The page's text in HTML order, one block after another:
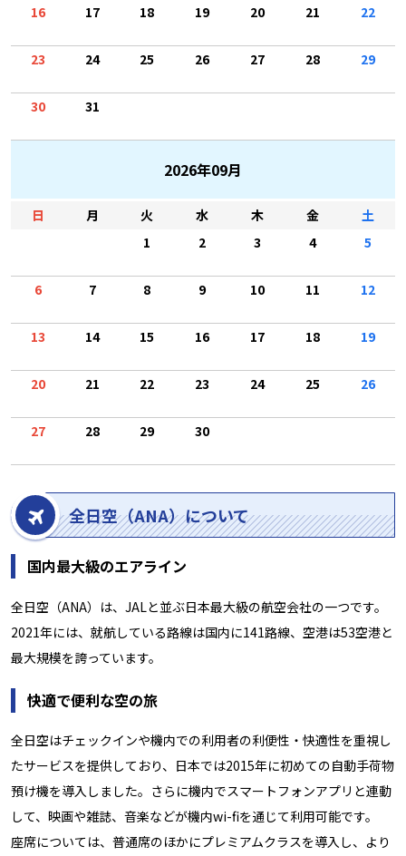
16 17 18 19 20 21 22
23 24 25 26 27 28 29
30 31
2026年09月
日 月 火 水 木 金
土
1
2 3 4 5
6 7 8 9 10 11 12
13 14 15 16 17 18 19
20 21 22 23 24 25 26
27 28 29 30
全日空（ANA）について
国内最大級のエアライン
全日空（ANA）は、JALと並ぶ日本最大級の航空会社の一つです。
2021年には、就航している路線は国内に141路線、空港は53空港と
最大規模を誇っています。
快適で便利な空の旅
全日空はチェックインや機内での利用者の利便性・快適性を重視し
たサービスを提供しており、日本では2015年に初めての自動手荷物
預け機を導入しました。さらに機内でスマートフォンアプリと連動
して、映画や雑誌、音楽などが機内wi-fiを通じて利用可能です。
座席については、普通席のほかにプレミアムクラスを導入し、より